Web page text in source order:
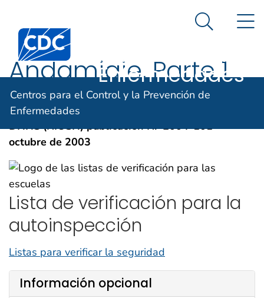
Centros para el Control y la Prevención de
Centros para el
Control y la
Prevención de
Enfermedades
Search
Centros para el Control y la Prevención de
Enfermedades
Andamiaje, Parte 1
English (US)
DHHS (NIOSH) publicación N.º 2004-101
octubre de 2003
Lista de verificación para la
autoinspección
Listas para verificar la seguridad
Información opcional